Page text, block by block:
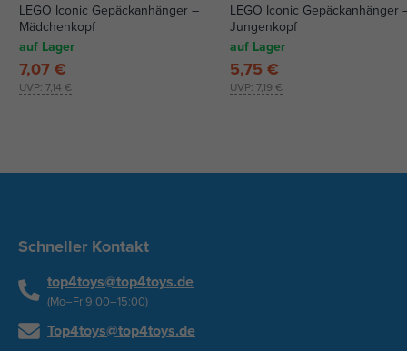
LEGO Iconic Gepäckanhänger –
Mädchenkopf
auf Lager
UVP: 7,14 €
7,07 €
LEGO Iconic Gepäckanhänger
Jungenkopf
auf Lager
UVP:7,19 €
5,75 €
Schneller Kontakt
top4toys@top4toys.de
(Mo–Fr 9:00–15:00)
Top4toys@top4toys.de